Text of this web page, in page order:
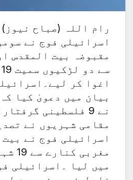
رام اللہ (صباح
اسرائیلی فوج نے
مقبوضہ بیت المقدس
اغوا کر
بیان میں دعویٰ کیا
نے 9 فلسطینی
مقامی شہریوں نے
اسرائیلی فوج نے بیت
میں لیا ۔اسرائیلی